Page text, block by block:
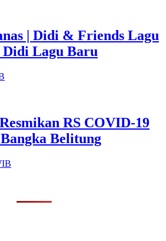
| Didi & Friends Lagu
Lagu Baru
RS COVID-19
Belitung